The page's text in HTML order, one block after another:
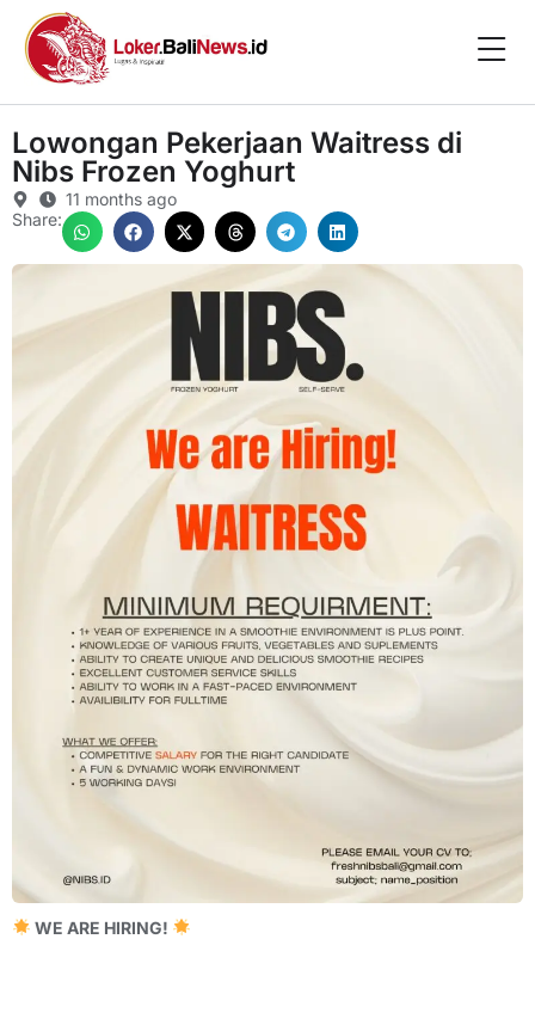
Lowongan Pekerjaan Waitress di
Nibs Frozen Yoghurt
11 months ago
Share:
WE ARE HIRING!